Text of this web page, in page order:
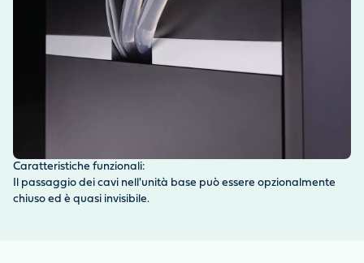
Caratteristiche funzionali:
Il passaggio dei cavi nell'unità base può essere opzionalmente
chiuso ed è quasi invisibile.